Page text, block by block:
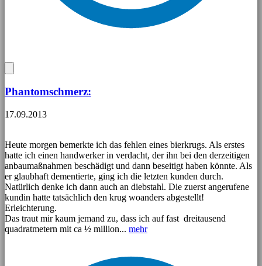
Phantomschmerz:
17.09.2013
Heute morgen bemerkte ich das fehlen eines bierkrugs. Als erstes
hatte ich einen handwerker in verdacht, der ihn bei den derzeitigen
anbaumaßnahmen beschädigt und dann beseitigt haben könnte. Als
er glaubhaft dementierte, ging ich die letzten kunden durch.
Natürlich denke ich dann auch an diebstahl. Die zuerst angerufene
kundin hatte tatsächlich den krug woanders abgestellt!
Erleichterung.
Das traut mir kaum jemand zu, dass ich auf fast dreitausend
quadratmetern mit ca ½ million... mehr